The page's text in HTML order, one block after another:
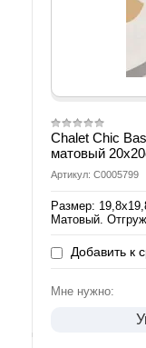
Chalet Chic
матовый
Артикул: С0005799
Размер:
Матовый.
Добавить к
Мне нужно: